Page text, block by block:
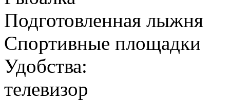
Подготовленная лыжня
Спортивные площадки
Удобства:
телевизор